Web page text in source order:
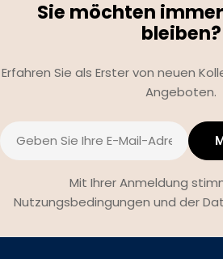
Sie möchten
bleiben?
Erfahren Sie als Erster von neuen
Angeboten.
E-
Mail
Mit Ihrer Anmeldung
Nutzungsbedingungen und der